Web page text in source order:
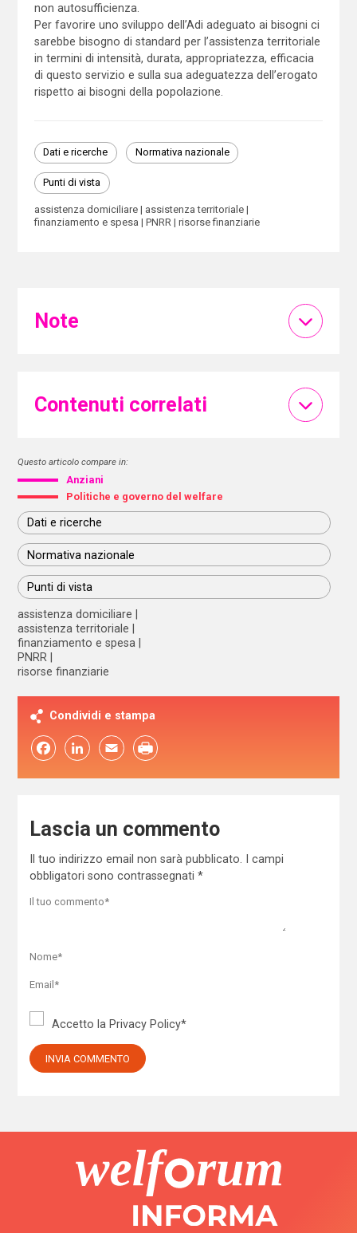
non autosufficienza.
Per favorire uno sviluppo dell’Adi adeguato ai bisogni ci
sarebbe bisogno di standard per l’assistenza territoriale
in termini di intensità, durata, appropriatezza, efficacia
di questo servizio e sulla sua adeguatezza dell’erogato
rispetto ai bisogni della popolazione.
Dati e ricerche Normativa nazionale
Punti di vista
assistenza domiciliare
assistenza territoriale
finanziamento e spesa
PNRR risorse finanziarie
Note
Contenuti correlati
Questo articolo compare in:
Anziani
Politiche e governo del welfare
Dati e ricerche
Normativa nazionale
Punti di vista
assistenza domiciliare
assistenza territoriale
finanziamento e spesa
PNRR
risorse finanziarie
Condividi e stampa
FacebookLinkedIn Email
Lascia un commento
Il tuo indirizzo email non sarà pubblicato.
I campi
obbligatori sono contrassegnati *
Accetto la Privacy Policy*